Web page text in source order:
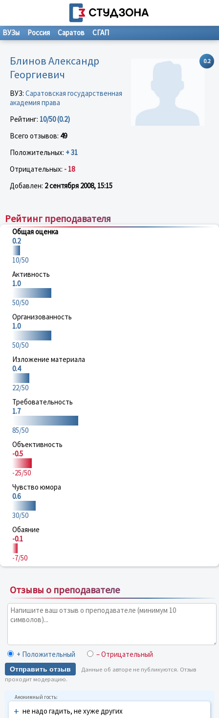
ВУЗы Россия Саратов СГАП
0.2
Блинов Александр
Георгиевич
ВУЗ: Саратовская государственная
академия права
Рейтинг: 10/50 (0.2)
Всего отзывов: 49
Положительных: + 31
Отрицательных: - 18
Добавлен: 2 сентября 2008, 15:15
Рейтинг преподавателя
Общая оценка
0.2
10/50
Активность
1.0
50/50
Организованность
1.0
50/50
Изложение материала
0.4
22/50
Требовательность
1.7
85/50
Объективность
-0.5
-25/50
Чувство юмора
0.6
30/50
Обаяние
-0.1
-7/50
Отзывы о преподавателе
+ Положительный – Отрицательный
Отправить отзыв
Данные об авторе не публикуются. Отзыв
проходит модерацию.
+ не надо гадить, не хуже других